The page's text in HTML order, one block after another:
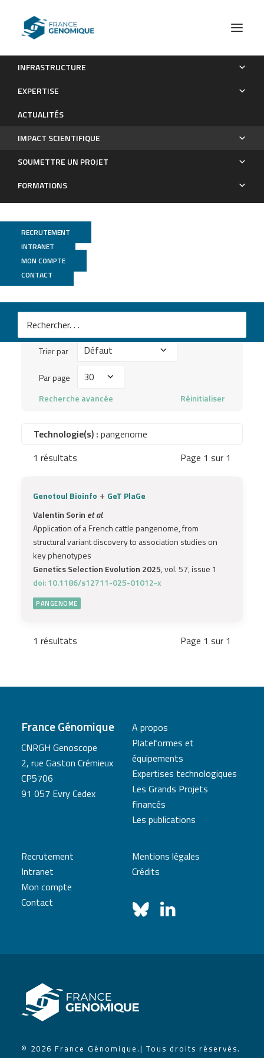
INFRASTRUCTURE
EXPERTISE
ACTUALITÉS
IMPACT SCIENTIFIQUE
SOUMETTRE UN PROJET
FORMATIONS
RECRUTEMENT
INTRANET
MON COMPTE
CONTACT
Publications
Mots
clés
Trier par
Trier
Par page
Par
Recherche avancée Réinitialiser
Technologie(s) : pangenome
1 résultats
Page 1 sur 1
Genotoul Bioinfo + GeT PlaGe
Valentin Sorin et al.
Application of a French cattle pangenome, from
structural variant discovery to association studies on
key phenotypes
Genetics Selection Evolution 2025, vol. 57, issue 1
doi: 10.1186/s12711-025-01012-x
PANGENOME
1 résultats Page 1 sur 1
France Génomique
CNRGH Genoscope
2, rue Gaston Crémieux
CP5706
91 057 Evry Cedex
A propos
Plateformes et
équipements
Expertises technologiques
Les Grands Projets
financés
Les publications
Recrutement
Intranet
Mon compte
Contact
Mentions légales
Crédits
© 2026 France Génomique.| Tous droits réservés.